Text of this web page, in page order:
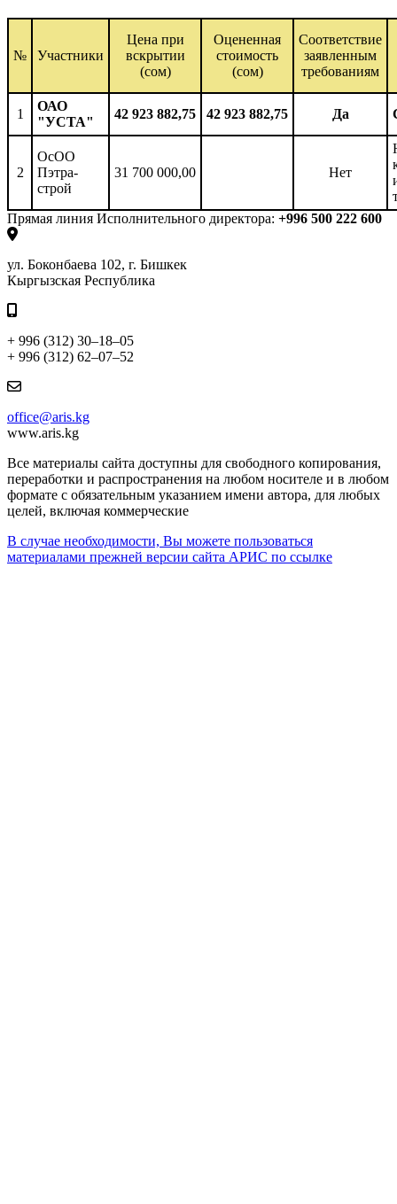
№ Участники
Цена при
вскрытии
(сом)
Оцененная
стоимость
(сом)
Соответствие
заявленным
требованиям
1
ОАО
"УСТА"
42 923 882,75 42 923 882,75 Да
2
ОсОО
Пэтра-
строй
31 700 000,00 Нет
Прямая линия Исполнительного директора: +996 500 222 600
ул. Боконбаева 102, г. Бишкек
Кыргызская Республика
+ 996 (312) 30–18–05
+ 996 (312) 62–07–52
office@aris.kg
www.aris.kg
Все материалы сайта доступны для свободного копирования,
переработки и распространения на любом носителе и в любом
формате с обязательным указанием имени автора, для любых
целей, включая коммерческие
В случае необходимости, Вы можете пользоваться
материалами прежней версии сайта АРИС по ссылке